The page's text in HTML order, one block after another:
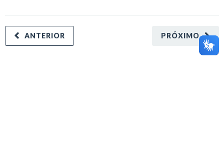
PRÓXIMO
ANTERIOR